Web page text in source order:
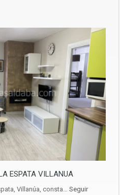
ESPATA VILLANUA
Villanúa, consta… Seguir